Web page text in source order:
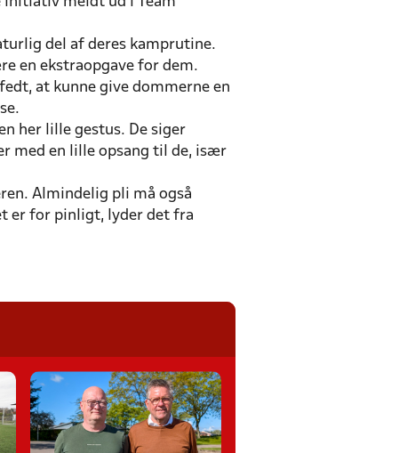
del af deres kamprutine.
en ekstraopgave for dem.
at kunne give dommerne en
her lille gestus. De siger
med en lille opsang til de, især
Almindelig pli må også
er for pinligt, lyder det fra